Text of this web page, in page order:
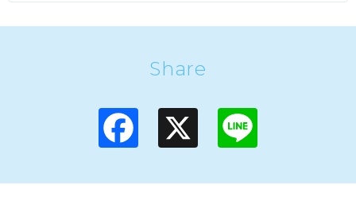
Share
L
e